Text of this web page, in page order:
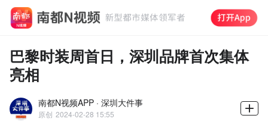
巴黎时装周首日，深圳品牌首次集体
亮相
南都N视频APP · 深圳大件事
原创 2024-02-28 15:55